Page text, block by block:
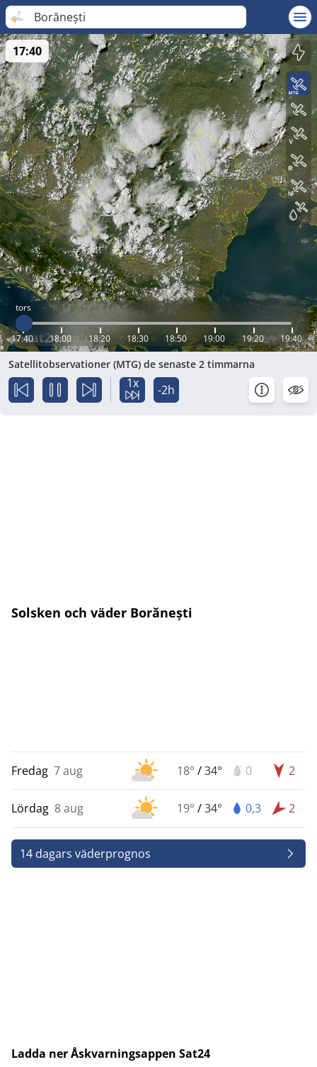
Borănești
tors
17:40 18:00 18:20 18:30 18:50 19:00 19:20 19:40
17:40
Satellitobservationer (MTG) de senaste 2 timmarna
1x -2h
Solsken och väder Borănești
Fredag 7 aug 18° /34° 0 2
Lördag 8 aug 19° /34° 0,3 2
14 dagars väderprognos
Ladda ner Åskvarningsappen Sat24